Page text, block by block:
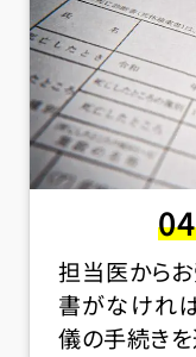
担当医から
書がなけれ
儀の手続きを